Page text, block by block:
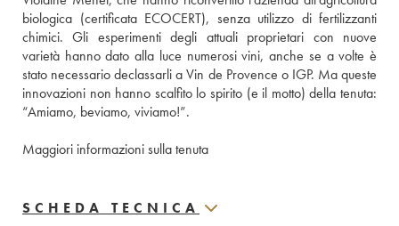
biologica (certificata ECOCERT), senza utilizzo di fertilizzanti
chimici. Gli esperimenti degli attuali proprietari con nuove
varietà hanno dato alla luce numerosi vini, anche se a volte è
stato necessario declassarli a Vin de Provence o IGP. Ma queste
innovazioni non hanno scalfito lo spirito (e il motto) della tenuta:
“Amiamo, beviamo, viviamo!”.
Maggiori informazioni sulla tenuta
SCHEDA TECNICA